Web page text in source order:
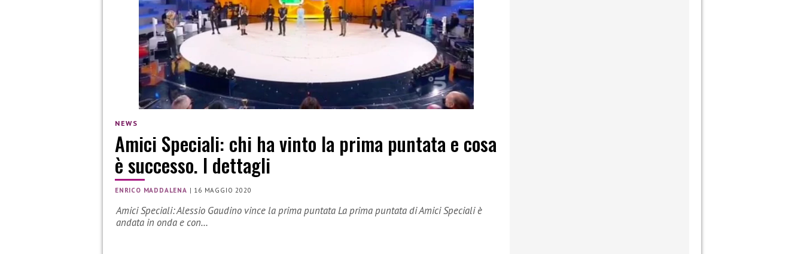
NEWS
Amici Speciali: chi ha vinto la prima puntata e cosa
è successo. I dettagli
ENRICO MADDALENA | 16 MAGGIO 2020
Amici Speciali: Alessio Gaudino vince la prima puntata La prima puntata di Amici Speciali è
andata in onda e con…